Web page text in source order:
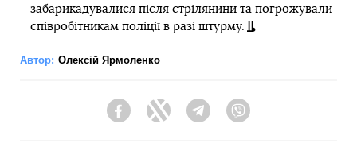
забарикадувалися після стрілянини та погрожували
співробітникам поліції в разі штурму.
Автор: Олексій Ярмоленко
FacebookTwitter Telegram